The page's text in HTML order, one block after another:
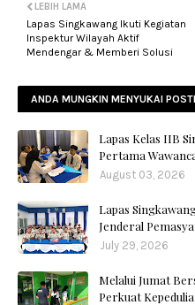
LEBIH LAMA
Lapas Singkawang Ikuti Kegiatan
Inspektur Wilayah Aktif
Mendengar & Memberi Solusi
ANDA MUNGKIN MENYUKAI
Lapas Kelas IIB
Pertama
August 03, 2026
Lapas
Jenderal
July 29, 2026
Melalui Jumat
Perkuat